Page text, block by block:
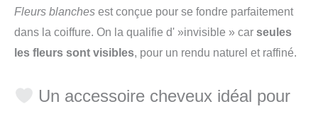
Fleurs blanches est conçue pour se fondre parfaitement
dans la coiffure. On la qualifie d' »invisible » car seules
les fleurs sont visibles, pour un rendu naturel et raffiné.
Un accessoire cheveux idéal pour